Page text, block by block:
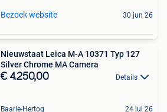
Bezoek website 30 jun 26
Nieuwstaat Leica M-A 10371 Typ 127
Silver Chrome MA Camera
€ 4.250,00 Details
Baarle-Hertog 24 jul 26